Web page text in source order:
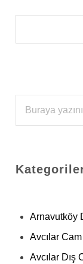
Arnavutköy
Avcılar
Avcılar Dış